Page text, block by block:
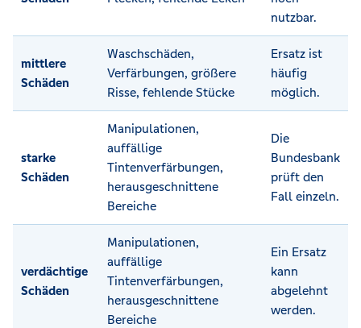
nutzbar.
mittlere
Schäden
Waschschäden,
Verfärbungen, größere
Risse, fehlende Stücke
Ersatz ist
häufig
möglich.
starke
Schäden
Manipulationen,
auffällige
Tintenverfärbungen,
herausgeschnittene
Bereiche
Die
Bundesbank
prüft den
Fall einzeln.
verdächtige
Schäden
Manipulationen,
auffällige
Tintenverfärbungen,
herausgeschnittene
Bereiche
Ein Ersatz
kann
abgelehnt
werden.